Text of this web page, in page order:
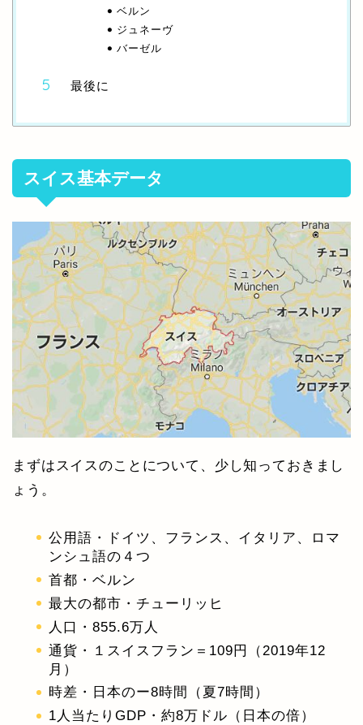
ベルン
ジュネーヴ
バーゼル
最後に
スイス基本データ
まずはスイスのことについて、少し知っておきまし
ょう。
公用語・ドイツ、フランス、イタリア、ロマ
ンシュ語の４つ
首都・ベルン
最大の都市・チューリッヒ
人口・855.6万人
通貨・１スイスフラン＝109円（2019年12
月）
時差・日本のー8時間（夏7時間）
1人当たりGDP・約8万ドル（日本の倍）